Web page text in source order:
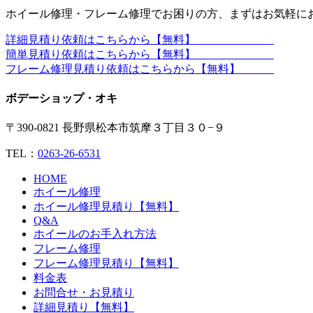
ホイール修理・フレーム修理でお困りの方、まずはお気軽に
詳細見積り依頼はこちらから【無料】
簡単見積り依頼はこちらから【無料】
フレーム修理見積り依頼はこちらから【無料】
ボデーショップ・オキ
〒390-0821 長野県松本市筑摩３丁目３０−９
TEL： 0263-26-6531
HOME
ホイール修理
ホイール修理見積り【無料】
Q&A
ホイールのお手入れ方法
フレーム修理
フレーム修理見積り【無料】
料金表
お問合せ・お見積り
詳細見積り【無料】